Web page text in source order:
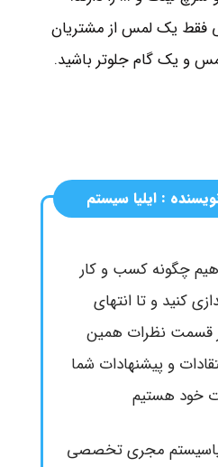
فقط یک لمس از مشتریان
و یک گام جلوتر باشید.
: ایلیا سیستم
چگونه کسب و کار
کنید و تا انتهای
قسمت نظرات همین
و پیشنهادات شما
خود هستیم
مجری تخصصی